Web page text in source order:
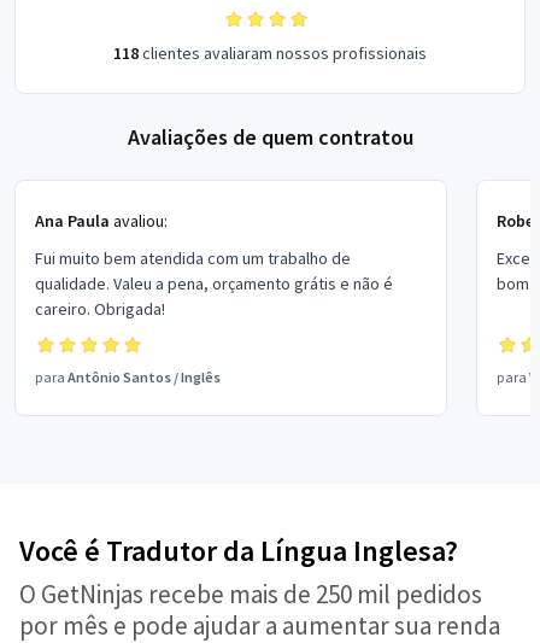
118clientes avaliaram nossos profissionais
Avaliações de quem contratou
Ana Paula avaliou:
Fui muito bem atendida com um trabalho de
qualidade. Valeu a pena, orçamento grátis e não é
careiro. Obrigada!
para Antônio Santos /Inglês
bom
para
Você é Tradutor da Língua Inglesa?
O GetNinjas recebe mais de 250 mil pedidos
por mês e pode ajudar a aumentar sua renda